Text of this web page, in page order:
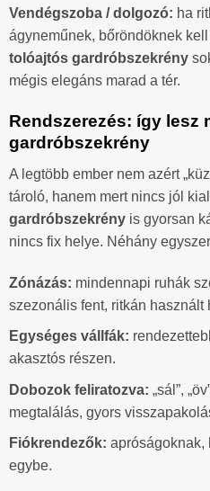
Vendégszoba / dolgozó: ha
ágyneműnek, bőröndöknek
tolóajtós gardróbszekrény
mégis elegáns marad a tér.
Rendszerezés: így lesz
gardróbszekrény
A legtöbb ember nem azért
tároló, hanem mert nincs jól
gardróbszekrény is gyorsan
nincs fix helye. Néhány
Zónázás: mindennapi ruhák
szezonális fent, ritkán
Egységes vállfák:
akasztós részen.
Dobozok feliratozva: „sál”,
megtalálás, gyors
Fiókrendezők: apróságoknak,
egybe.